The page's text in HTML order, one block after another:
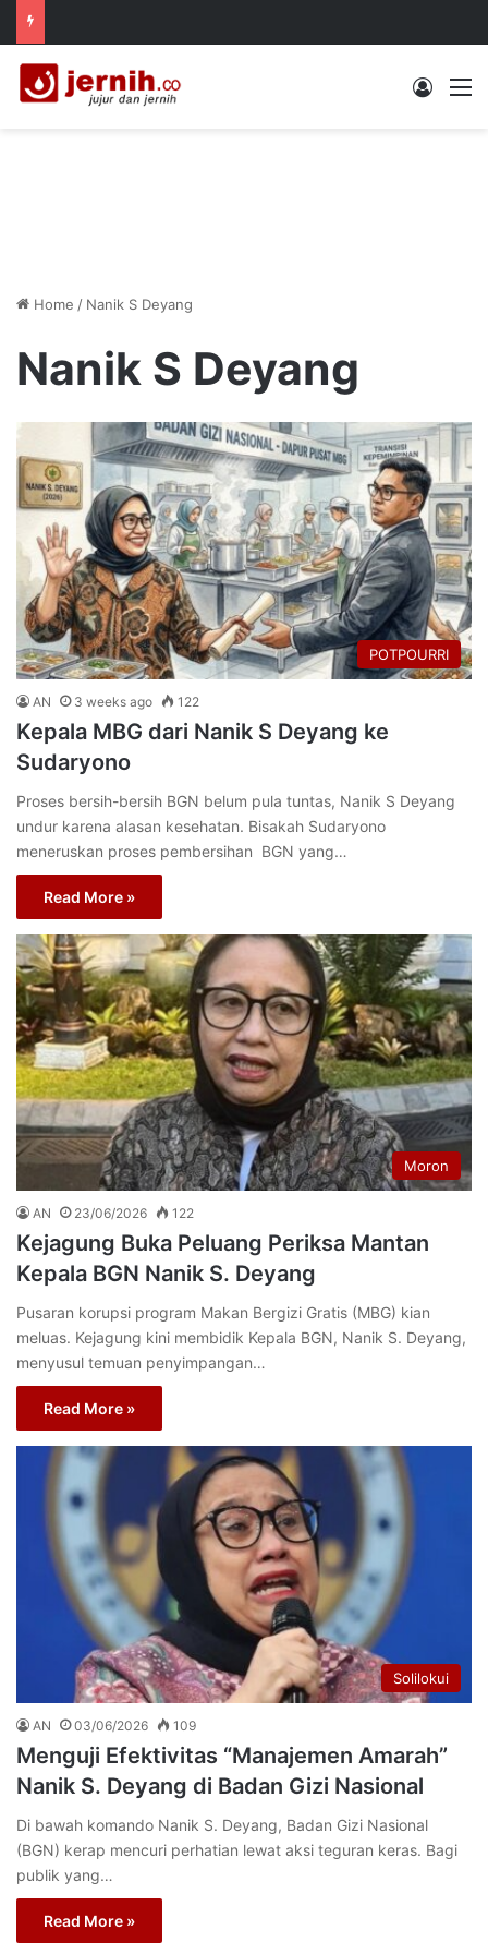
Log In
Home / Nanik S Deyang
Nanik S Deyang
POTPOURRI
AN 3 weeks ago 122
Kepala MBG dari Nanik S Deyang ke
Sudaryono
Proses bersih-bersih BGN belum pula tuntas, Nanik S Deyang
undur karena alasan kesehatan. Bisakah Sudaryono
meneruskan proses pembersihan BGN yang…
Read More »
Moron
AN 23/06/2026 122
Kejagung Buka Peluang Periksa Mantan
Kepala BGN Nanik S. Deyang
Pusaran korupsi program Makan Bergizi Gratis (MBG) kian
meluas. Kejagung kini membidik Kepala BGN, Nanik S. Deyang,
menyusul temuan penyimpangan…
Read More »
Solilokui
AN 03/06/2026 109
Menguji Efektivitas “Manajemen Amarah”
Nanik S. Deyang di Badan Gizi Nasional
Di bawah komando Nanik S. Deyang, Badan Gizi Nasional
(BGN) kerap mencuri perhatian lewat aksi teguran keras. Bagi
publik yang…
Read More »